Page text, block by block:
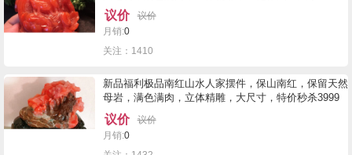
92×68×36mm，重270.3克，结缘5250拼手速！
议价
议价
月销:0
关注：1410
新品福利极品南红山水人家摆件，保山南红，保留天然
母岩，满色满肉，立体精雕，大尺寸，特价秒杀3999
拼手速！
议价
议价
月销:0